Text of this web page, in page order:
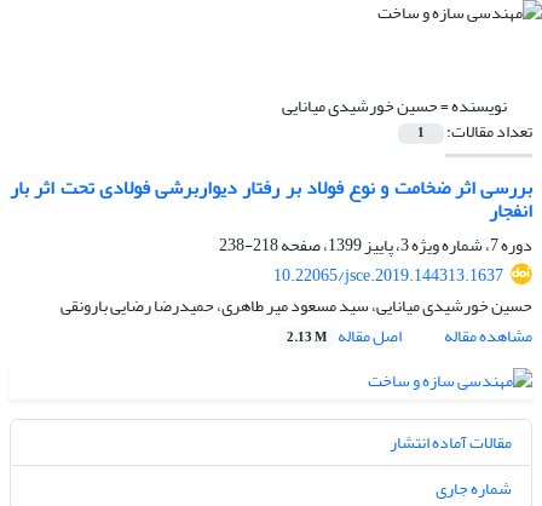
نویسنده =حسین خورشیدی میانایی
تعداد مقالات: 1
بررسی اثر ضخامت و نوع فولاد بر رفتار دیواربرشی فولادی تحت اثر بار
انفجار
دوره 7، شماره ویژه 3، پاییز 1399، صفحه
218-238
10.22065/jsce.2019.144313.1637
حسین خورشیدی میانایی، سید مسعود میر طاهری، حمیدرضا رضایی بارونقی
مشاهده مقاله
اصل مقاله 2.13 M
مقالات آماده انتشار
شماره جاری